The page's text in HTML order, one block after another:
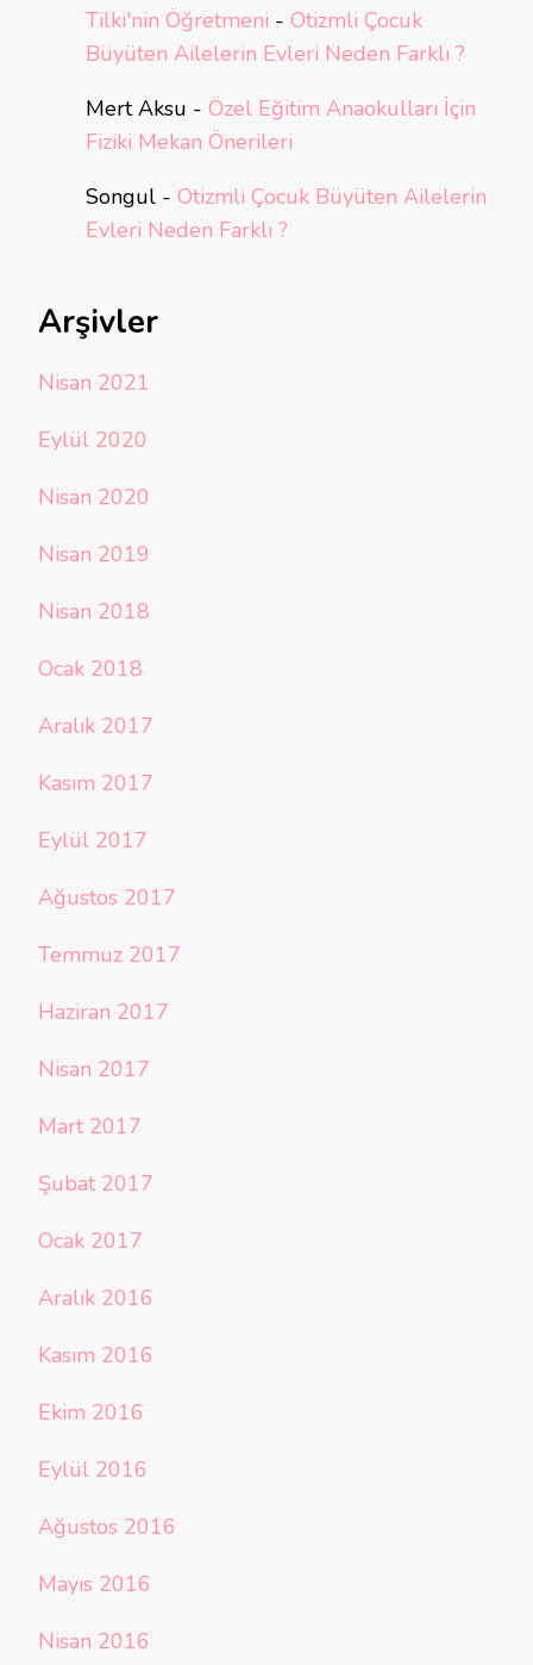
Tilki'nin Öğretmeni - Otizmli Çocuk
Büyüten Ailelerin Evleri Neden Farklı ?
Mert Aksu - Özel Eğitim Anaokulları İçin
Fiziki Mekan Önerileri
Songul - Otizmli Çocuk Büyüten Ailelerin
Evleri Neden Farklı ?
Arşivler
Nisan 2021
Eylül 2020
Nisan 2020
Nisan 2019
Nisan 2018
Ocak 2018
Aralık 2017
Kasım 2017
Eylül 2017
Ağustos 2017
Temmuz 2017
Haziran 2017
Nisan 2017
Mart 2017
Şubat 2017
Ocak 2017
Aralık 2016
Kasım 2016
Ekim 2016
Eylül 2016
Ağustos 2016
Mayıs 2016
Nisan 2016